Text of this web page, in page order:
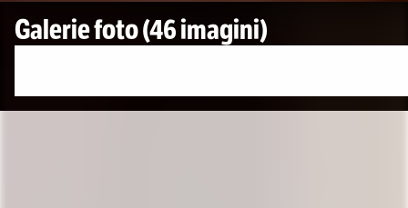
Galerie foto(46 imagini)